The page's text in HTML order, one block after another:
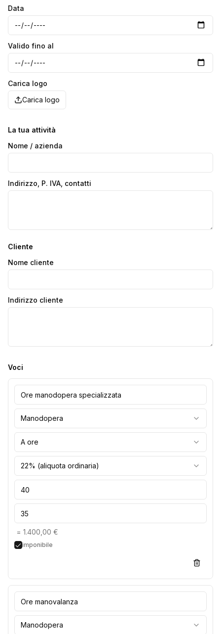
Data
Valido fino al
Carica logo
Carica logo
La tua attività
Nome / azienda
Indirizzo, P. IVA, contatti
Cliente
Nome cliente
Indirizzo cliente
Voci
Manodopera
A ore
22% (aliquota ordinaria)
= 1.400,00 €
imponibile
Manodopera